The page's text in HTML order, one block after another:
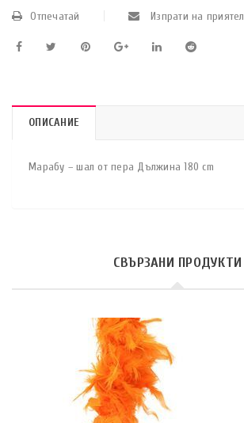
Отпечатай Изпрати на приятел
ОПИСАНИЕ
Марабу – шал от пера Дължина 180 cm
СВЪРЗАНИ ПРОДУКТИ